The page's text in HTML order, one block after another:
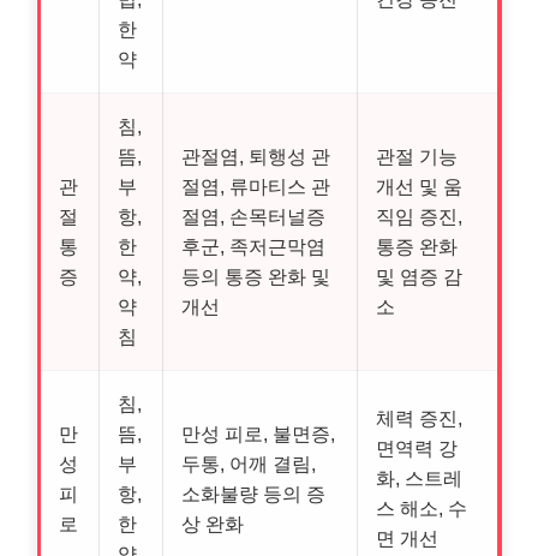
한
약
관
절
통
증
침,
뜸,
부
항,
한
약,
약
침
관절염, 퇴행성 관
절염, 류마티스 관
절염, 손목터널증
후군, 족저근막염
등의 통증 완화 및
개선
관절 기능
개선 및 움
직임 증진,
통증 완화
및 염증 감
소
만
성
피
로
침,
뜸,
부
항,
한
만성 피로, 불면증,
두통, 어깨 결림,
소화불량 등의 증
상 완화
체력 증진,
면역력 강
화, 스트레
스 해소, 수
면 개선